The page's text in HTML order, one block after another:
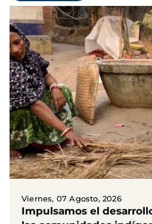
Viernes, 07 Agosto, 2026
Impulsamos el